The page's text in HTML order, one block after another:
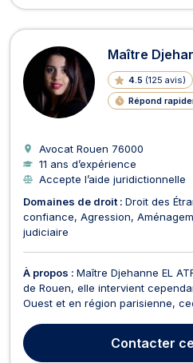
Maître
4.5 (125 avis)
Répond
Avocat Rouen 76000
11 ans d’expérience
Accepte l’aide juridictionnelle
Domaines de droit : Droit des
confiance Agression
judiciaire
À propos : Maître Djehanne EL
de Rouen, elle intervient
Ouest et en région parisienne,
Djehanne EL ATRASSI vous
soit le type d’infraction en cause
Contacter